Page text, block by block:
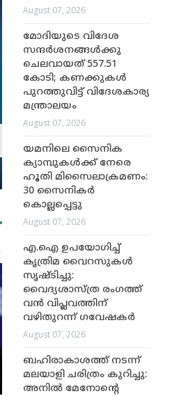
August 07, 2026
മോദിയുടെ വിദേശ
സന്ദർശനങ്ങൾക്കു
ചെലവായത് 557.51
കോടി; കണക്കുകൾ
പുറത്തുവിട്ട് വിദേശകാര്യ
മന്ത്രാലയം
August 07, 2026
യമനിലെ സൈനിക
ക്യാമ്പുകൾക്ക് നേരെ
ഹൂതി മിസൈലാക്രമണം:
30 സൈനികർ
കൊല്ലപ്പെട്ടു
August 07, 2026
എ.ഐ ഉപയോഗിച്ച്
കൃത്രിമ വൈറസുകൾ
സൃഷ്ടിച്ചു:
വൈദ്യശാസ്ത്ര രംഗത്ത്
വൻ വിപ്ലവത്തിന്
വഴിതുറന്ന് ഗവേഷകർ
August 07, 2026
ബഹിരാകാശത്ത് നടന്ന്
മലയാളി ചരിത്രം കുറിച്ചു:
അനിൽ മേനോന്റെ